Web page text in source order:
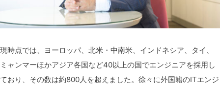
現時点では、ヨーロッパ、北米・中南米、インドネシア、タイ、
ミャンマーほかアジア各国など40以上の国でエンジニアを採用し
ており、その数は約800人を超えました。徐々に外国籍のITエンジ